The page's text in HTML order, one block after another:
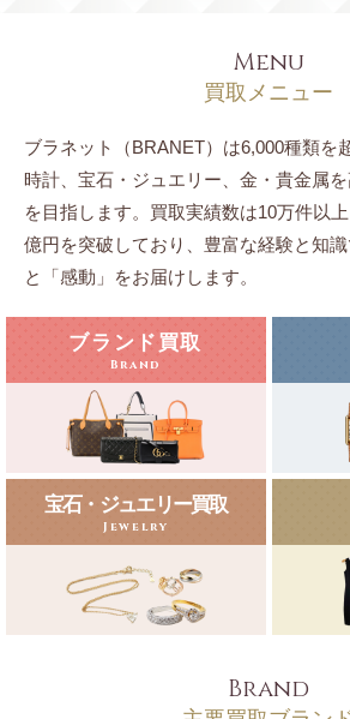
Menu
買取メニュー
ブラネット（BRANET）は6,000種類を
時計、宝石・ジュエリー、 金・貴金属
を目指します。 買取実績数は10万件以
億円を突破しており、豊富な経験と知識
と「感動」をお届けします。
ブランド買取
Brand
宝石・ジュエリー買取
Jewelry
Brand